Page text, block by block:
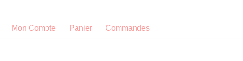
Mon Compte Panier Commandes